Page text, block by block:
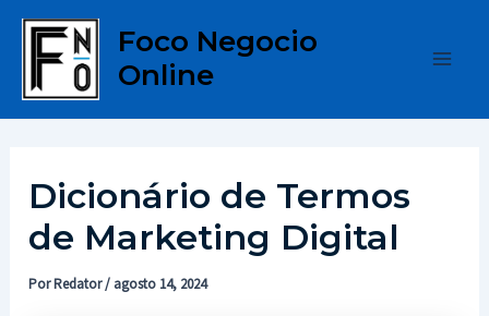
conteúdo
Foco Negocio
Online
Dicionário de Termos
de Marketing Digital
PorRedator/ agosto 14, 2024